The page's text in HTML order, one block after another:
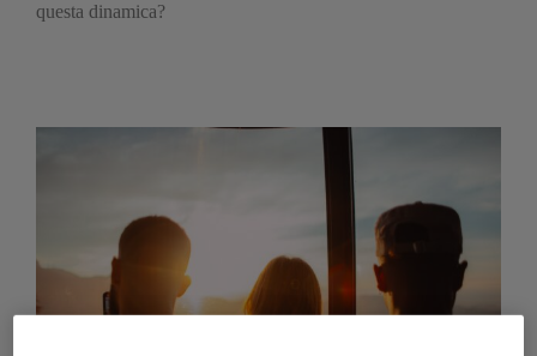
questa dinamica?